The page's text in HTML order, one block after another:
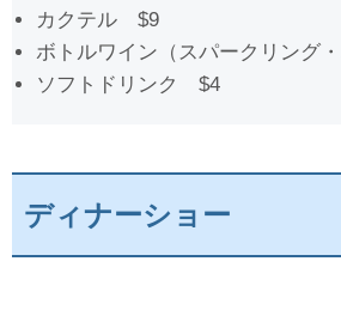
カクテル $9
ボトルワイン（スパークリング
ソフトドリンク $4
ディナーショー